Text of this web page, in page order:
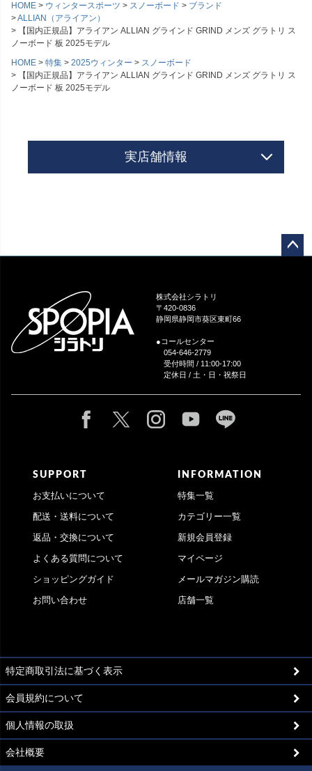
HOME
ウィンタースポーツ スノーボード
ブランド
ALLIAN（アライアン）
【国内正規品】アライアン ALLIAN グラインド GRIND メンズ グラトリ ス
ノーボード 板 2025モデル
HOME
特集 2025ウィンター
スノーボード
【国内正規品】アライアン ALLIAN グラインド GRIND メンズ グラトリ ス
ノーボード 板 2025モデル
実店舗情報
株式会社シラトリ
〒420-0836
静岡県静岡市葵区東町66
●コールセンター
054-646-2779
受付時間 / 11:00-17:00
定休日 / 土・日・祝祭日
SUPPORT
お支払いについて
配送・送料について
返品・交換について
よくある質問について
ショッピングガイド
お問い合わせ
INFORMATION
特集一覧
カテゴリー一覧
新規会員登録
マイページ
メールマガジン購読
店舗一覧
特定商取引法に基づく表示
会員規約について
個人情報の取扱
会社概要